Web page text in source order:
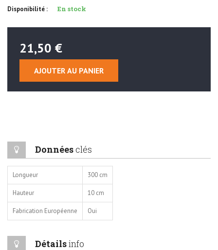
Disponibilité : En stock
21,50 €
AJOUTER AU PANIER
Données clés
Longueur 300 cm
Hauteur 10 cm
Fabrication Européenne Oui
Détailsinfo